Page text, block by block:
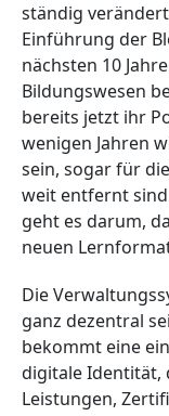
ständig
Einführung der
nächsten 10
Bildungswesen
bereits jetzt ihr
wenigen Jahren
sein, sogar für
weit entfernt
geht es darum,
neuen
Die
ganz dezentral
bekommt eine
digitale Identität,
Leistungen,